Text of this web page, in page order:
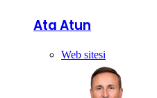
Ata Atun
Web sitesi